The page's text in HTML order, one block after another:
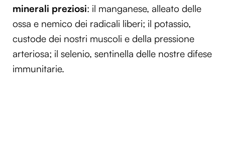
minerali preziosi: il manganese, alleato delle
ossa e nemico dei radicali liberi; il potassio,
custode dei nostri muscoli e della pressione
arteriosa; il selenio, sentinella delle nostre difese
immunitarie.